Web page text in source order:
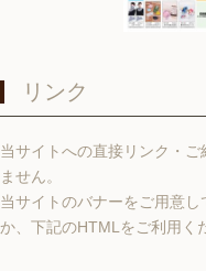
リンク
当サイトへの直接リンク・
ません。
当サイトのバナーをご用意
か、下記のHTMLをご利用く